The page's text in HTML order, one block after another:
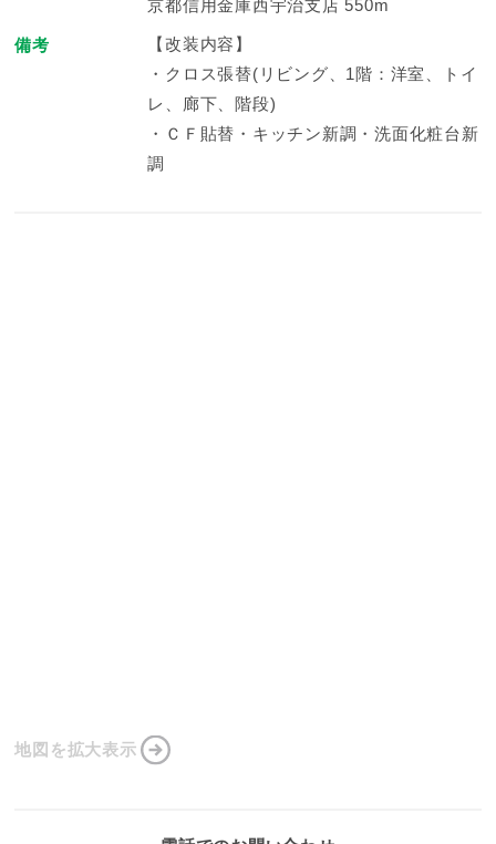
京都信用金庫西宇治支店 550m
備考
【改装内容】
・クロス張替(リビング、1階：洋室、トイ
レ、廊下、階段)
・ＣＦ貼替・キッチン新調・洗面化粧台新
調
地図を拡大表示